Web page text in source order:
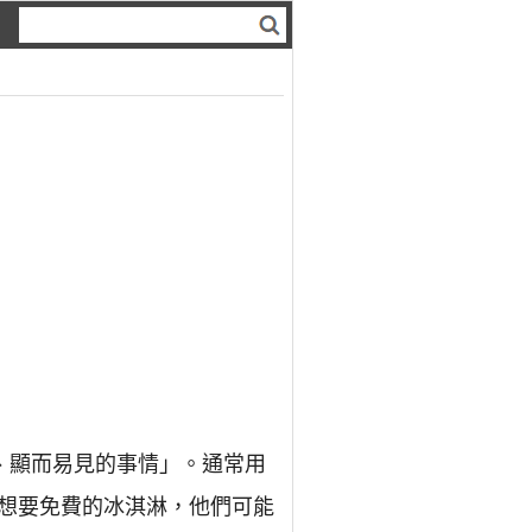
而易見的事情」。通常用
要免費的冰淇淋，他們可能